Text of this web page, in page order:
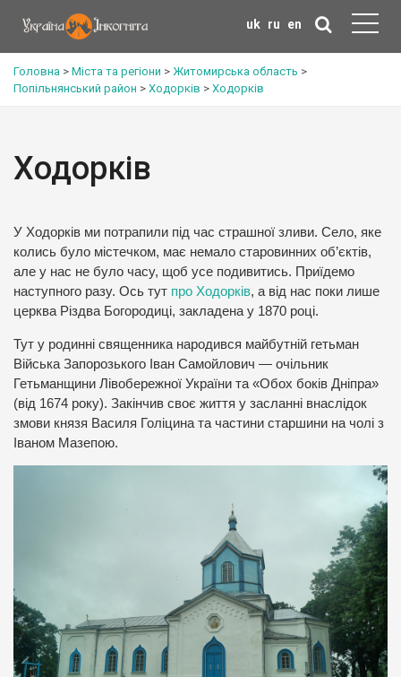
uk ru en
Головна > Міста та регіони > Житомирська область >
Попільнянський район > Ходорків > Ходорків
Ходорків
У Ходорків ми потрапили під час страшної зливи. Село, яке
колись було містечком, має немало старовинних об’єктів,
але у нас не було часу, щоб усе подивитись. Приїдемо
наступного разу. Ось тут про Ходорків, а від нас поки лише
церква Різдва Богородиці, закладена у 1870 році.
Тут у родинні священника народився майбутній гетьман
Війська Запорозького Іван Самойлович — очільник
Гетьманщини Лівобережної України та «Обох боків Дніпра»
(від 1674 року). Закінчив своє життя у засланні внаслідок
змови князя Василя Голіцина та частини старшини на чолі з
Іваном Мазепою.